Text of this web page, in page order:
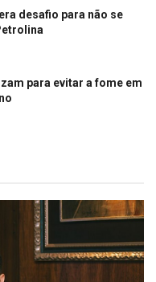
desafio para não se
para evitar a fome em